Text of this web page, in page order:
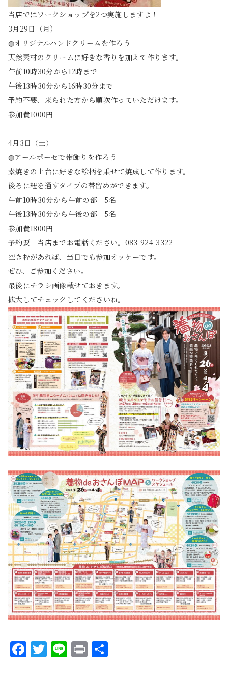
当店ではワークショップを2つ実施しますよ！
3月29日（月）
◍オリジナルハンドクリームを作ろう
天然素材のクリームに好きな香りを加えて作ります。
午前10時30分から12時まで
午後13時30分から16時30分まで
予約不要、来られた方から順次作っていただけます。
参加費1000円
4月3日（土）
◍アールポーセで帯飾りを作ろう
素焼きの土台に好きな絵柄を乗せて焼成して作ります。
後ろに紐を通すタイプの帯留めができます。
午前10時30分から午前の部 5名
午後13時30分から午後の部 5名
参加費1800円
予約要 当店までお電話ください。083-924-3322
空き枠があれば、当日でも参加オッケーです。
ぜひ、ご参加ください。
最後にチラシ画像載せておきます。
拡大してチェックしてくださいね。
Facebook
Twitter
LinePrint